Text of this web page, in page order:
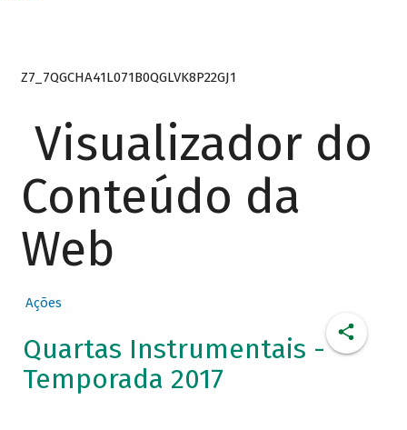
Z7_7QGCHA41L071B0QGLVK8P22GJ1
Visualizador do
Conteúdo da
Web
Ações
Quartas Instrumentais -
Temporada 2017